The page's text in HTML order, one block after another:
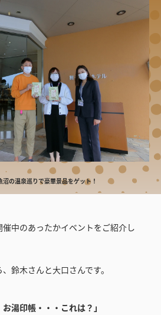
沼の温泉巡りで豪華景品をゲット！
中のあったかイベントをご紹介し
鈴木さんと大口さんです。
湯印帳・・・これは？」